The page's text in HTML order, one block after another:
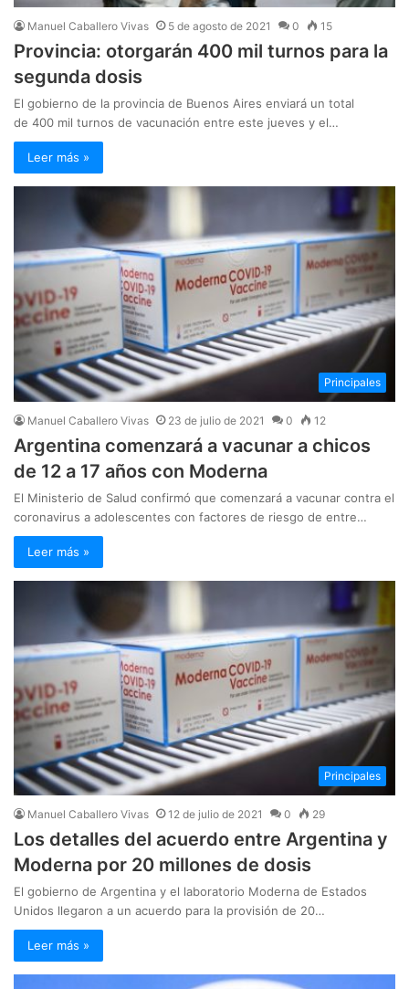
Manuel Caballero Vivas 5 de agosto de 2021 0 15
Provincia: otorgarán 400 mil turnos para la
segunda dosis
El gobierno de la provincia de Buenos Aires enviará un total
de 400 mil turnos de vacunación entre este jueves y el…
Leer más »
Principales
Manuel Caballero Vivas 23 de julio de 2021 0 12
Argentina comenzará a vacunar a chicos
de 12 a 17 años con Moderna
El Ministerio de Salud confirmó que comenzará a vacunar contra el
coronavirus a adolescentes con factores de riesgo de entre…
Leer más »
Principales
Manuel Caballero Vivas 12 de julio de 2021 0 29
Los detalles del acuerdo entre Argentina y
Moderna por 20 millones de dosis
El gobierno de Argentina y el laboratorio Moderna de Estados
Unidos llegaron a un acuerdo para la provisión de 20…
Leer más »